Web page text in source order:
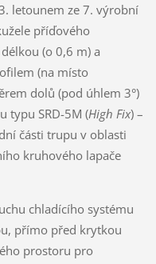
letounem ze 7. výrobní
příďového
(o 0,6 m) a
(na místo
dolů (pod úhlem 3°)
typu SRD-5M (High Fix) –
části trupu v oblasti
kruhového lapače
chladícího systému
přímo před krytkou
prostoru pro